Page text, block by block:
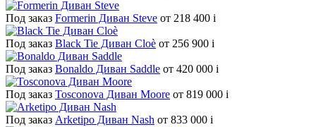
Под заказ Formerin Диван Steve от 218 400 i
Под заказ Black Tie Диван Cloè от 256 900 i
Под заказ Bonaldo Диван Saddle от 420 000 i
Под заказ Tosconova Диван Moore от 819 000 i
Под заказ Arketipo Диван Nash от 833 000 i